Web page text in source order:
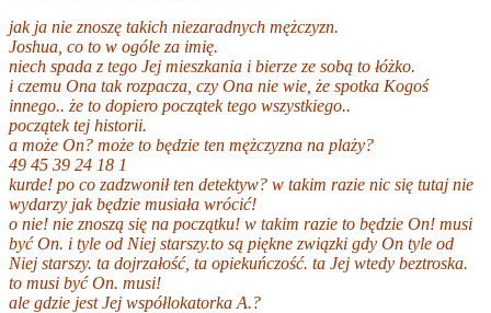
jak ja nie znoszę takich niezaradnych mężczyzn.
Joshua, co to w ogóle za imię.
niech spada z tego Jej mieszkania i bierze ze sobą to łóżko.
i czemu Ona tak rozpacza, czy Ona nie wie, że spotka Kogoś
innego.. że to dopiero początek tego wszystkiego..
początek tej historii.
a może On? może to będzie ten mężczyzna na plaży?
49 45 39 24 18 1
kurde! po co zadzwonił ten detektyw? w takim razie nic się tutaj nie
wydarzy jak będzie musiała wrócić!
o nie! nie znoszą się na początku! w takim razie to będzie On! musi
być On. i tyle od Niej starszy.to są piękne związki gdy On tyle od
Niej starszy. ta dojrzałość, ta opiekuńczość. ta Jej wtedy beztroska.
to musi być On. musi!
ale gdzie jest Jej współlokatorka A.?